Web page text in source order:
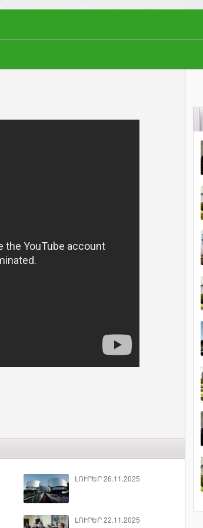
ԼՈՒՐԵՐ 26.11.2025
ԼՈՒՐԵՐ 22.11.2025